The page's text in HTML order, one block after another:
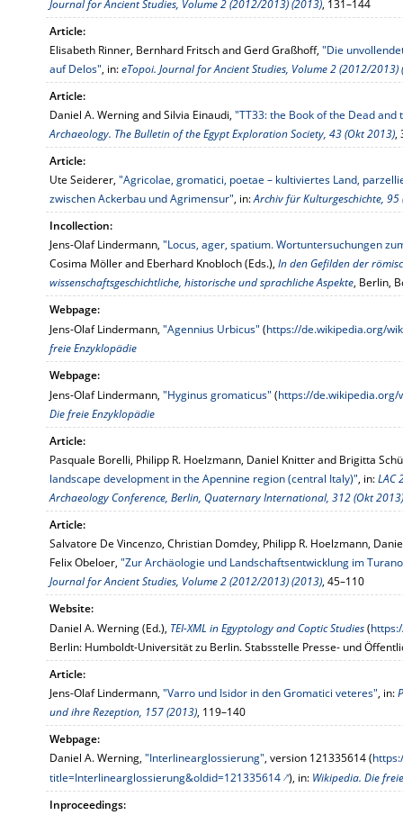
Journal for Ancient Studies, Volume 2 (2012/2013) (2013), 131–144
Article:
Elisabeth Rinner, Bernhard Fritsch and Gerd Graßhoff, "Die
auf Delos", in:eTopoi. Journal for Ancient Studies, Volume 2 (2012/2013)
Article:
Daniel A. Werning and Silvia Einaudi, "TT33: the Book of the Dead and
Archaeology. The Bulletin of the Egypt Exploration Society, 43 (Okt 2013),
Article:
Ute Seiderer, "Agricolae, gromatici, poetae – kultiviertes Land,
zwischen Ackerbau und Agrimensur", in:Archiv für Kulturgeschichte, 95
Incollection:
Jens-Olaf Lindermann, "Locus, ager, spatium. Wortuntersuchungen
Cosima Möller and Eberhard Knobloch (Eds.), In den Gefilden der
wissenschaftsgeschichtliche, historische und sprachliche Aspekte, Berlin,
Webpage:
Jens-Olaf Lindermann, "Agennius Urbicus" (https://de.wikipedia.org/
freie Enzyklopädie
Webpage:
Jens-Olaf Lindermann, "Hyginus gromaticus" (https://de.wikipedia.org/
Die freie Enzyklopädie
Article:
Pasquale Borelli, Philipp R. Hoelzmann, Daniel Knitter and Brigitta
landscape development in the Apennine region (central Italy)", in:LAC
Archaeology Conference, Berlin, Quaternary International, 312 (Okt 2013)
Article:
Salvatore De Vincenzo, Christian Domdey, Philipp R. Hoelzmann,
Felix Obeloer, "Zur Archäologie und Landschaftsentwicklung im
Journal for Ancient Studies, Volume 2 (2012/2013) (2013), 45–110
Website:
Daniel A. Werning (Ed.), TEI-XML in Egyptology and Coptic Studies(
Berlin: Humboldt-Universität zu Berlin. Stabsstelle Presse- und
Article:
Jens-Olaf Lindermann, "Varro und Isidor in den Gromatici veteres", in:
und ihre Rezeption, 157 (2013), 119–140
Webpage:
Daniel A. Werning, "Interlinearglossierung", version 121335614 (
title=Interlinearglossierung&oldid=121335614 ), in: Wikipedia. Die
Inproceedings: